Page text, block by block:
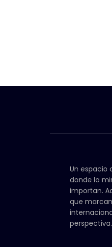
Un espacio
donde la
importan.
que
perspectiva.